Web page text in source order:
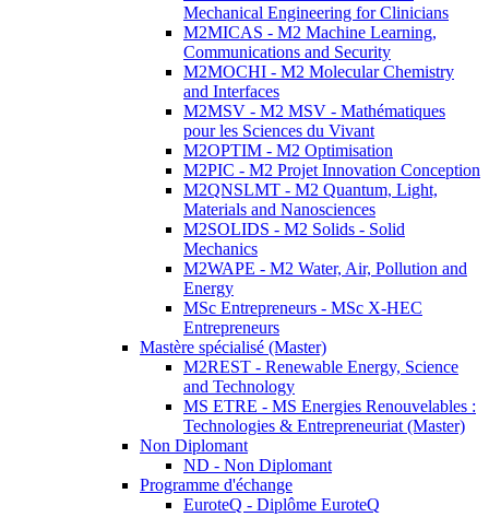
Mechanical Engineering for Clinicians
M2MICAS - M2 Machine Learning,
Communications and Security
M2MOCHI - M2 Molecular Chemistry
and Interfaces
M2MSV - M2 MSV - Mathématiques
pour les Sciences du Vivant
M2OPTIM - M2 Optimisation
M2PIC - M2 Projet Innovation Conception
M2QNSLMT - M2 Quantum, Light,
Materials and Nanosciences
M2SOLIDS - M2 Solids - Solid
Mechanics
M2WAPE - M2 Water, Air, Pollution and
Energy
MSc Entrepreneurs - MSc X-HEC
Entrepreneurs
Mastère spécialisé (Master)
M2REST - Renewable Energy, Science
and Technology
MS ETRE - MS Energies Renouvelables :
Technologies & Entrepreneuriat (Master)
Non Diplomant
ND - Non Diplomant
Programme d'échange
EuroteQ - Diplôme EuroteQ